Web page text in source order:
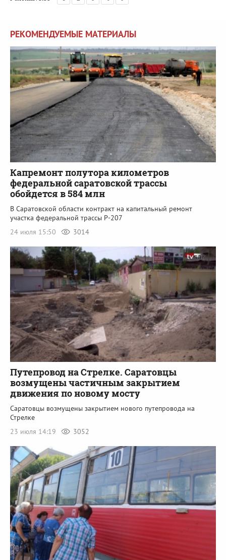
РЕКОМЕНДУЕМЫЕ МАТЕРИАЛЫ
Капремонт полутора километров
федеральной саратовской трассы
обойдется в 584 млн
В Саратовской области контракт на капитальный ремонт
участка федеральной трассы Р-207
24 июля 15:50
3014
Путепровод на Стрелке. Саратовцы
возмущены частичным закрытием
движения по новому мосту
Саратовцы возмущены закрытием нового путепровода на
Стрелке
23 июля 14:19
3052